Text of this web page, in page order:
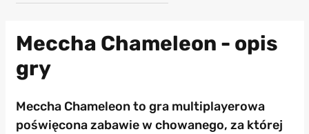
Meccha Chameleon - opis
gry
Meccha Chameleon to gra multiplayerowa
poświęcona zabawie w chowanego, za której